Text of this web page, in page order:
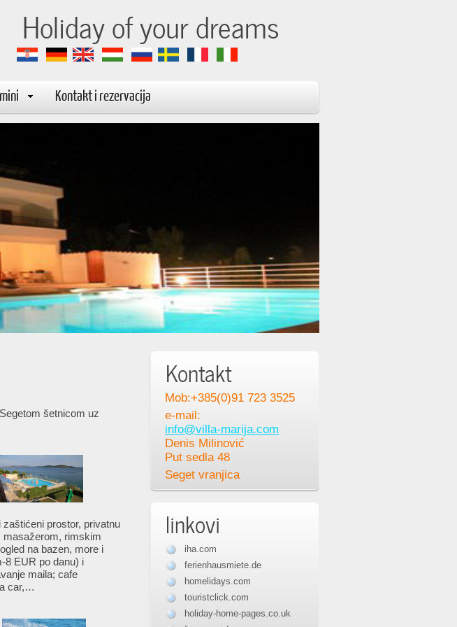
Holiday of your dreams
Kontakt i rezervacija
Kontakt
Mob:+385(0)91 723 3525
e-mail:
info@villa-marija.com
Denis Milinović
Put sedla 48
Seget vranjica
linkovi
iha.com
ferienhausmiete.de
homelidays.com
touristclick.com
holiday-home-pages.co.uk
šetnicom uz
prostor, privatnu
masažerom, rimskim
na bazen, more i
8 EUR po danu) i
maila; cafe
car,…